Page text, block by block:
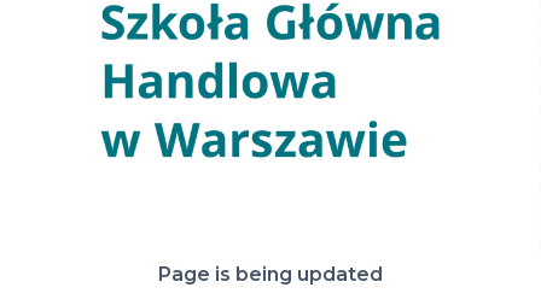
Page is being updated